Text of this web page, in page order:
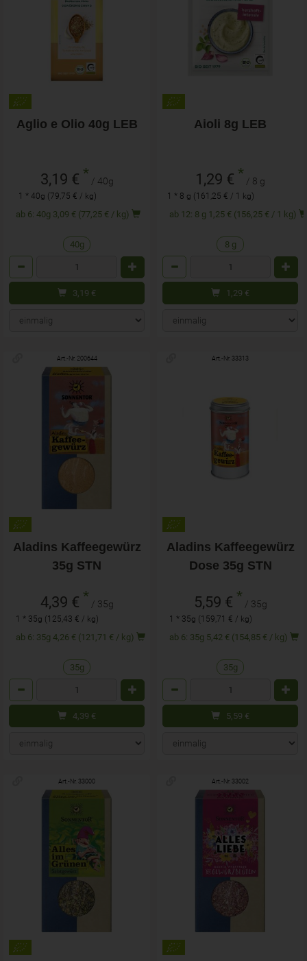
Aglio e Olio 40g LEB
3,19 € * / 40g
1 * 40g (79,75 € / kg)
ab 6: 40g 3,09 € (77,25 € / kg)
40g
3,19 €
Aioli 8g LEB
1,29 € * / 8 g
1 * 8 g (161,25 € / 1 kg)
ab 12: 8 g 1,25 € (156,25 € / 1 kg)
8 g
1,29 €
Art.-Nr. 200644
Aladins Kaffeegewürz
35g STN
4,39 € * / 35g
1 * 35g (125,43 € / kg)
ab 6: 35g 4,26 € (121,71 € / kg)
35g
4,39 €
Art.-Nr. 33313
Aladins Kaffeegewürz
Dose 35g STN
5,59 € * / 35g
1 * 35g (159,71 € / kg)
ab 6: 35g 5,42 € (154,85 € / kg)
35g
5,59 €
Art.-Nr. 33000 Art.-Nr. 33002